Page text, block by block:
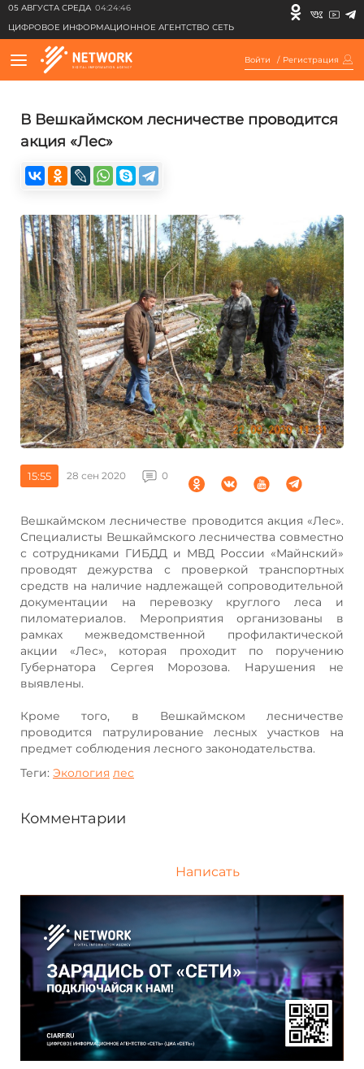
05 АВГУСТА СРЕДА 04:24:46
ЦИФРОВОЕ ИНФОРМАЦИОННОЕ АГЕНТСТВО СЕТЬ
Войти / Регистрация
В Вешкаймском лесничестве проводится
акция «Лес»
15:55 28 сен 2020 0
Вешкаймском лесничестве проводится акция «Лес».
Специалисты Вешкаймского лесничества совместно
с сотрудниками ГИБДД и МВД России «Майнский»
проводят дежурства с проверкой транспортных
средств на наличие надлежащей сопроводительной
документации на перевозку круглого леса и
пиломатериалов. Мероприятия организованы в
рамках межведомственной профилактической
акции «Лес», которая проходит по поручению
Губернатора Сергея Морозова. Нарушения не
выявлены.
Кроме того, в Вешкаймском лесничестве
проводится патрулирование лесных участков на
предмет соблюдения лесного законодательства.
Теги: Экология лес
Комментарии
Написать